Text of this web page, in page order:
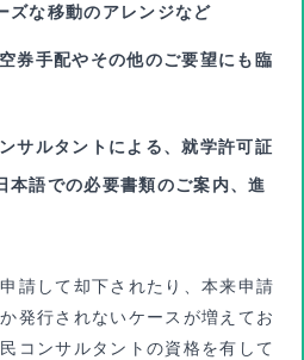
ズな移動のアレンジなど
券手配やその他のご要望にも臨
サルタントによる、就学許可証
本語での必要書類のご案内、進
請して却下されたり、本来申請
発行されないケースが増えてお
コンサルタントの資格を有して